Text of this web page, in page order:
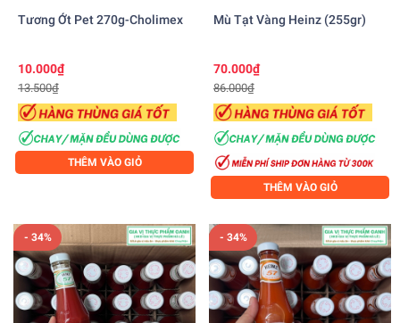
Tương Ớt Pet 270g-Cholimex
10.000₫
13.500₫
THÊM VÀO GIỎ
Mù Tạt Vàng Heinz (255gr)
70.000₫
86.000₫
THÊM VÀO GIỎ
- 34% - 34%